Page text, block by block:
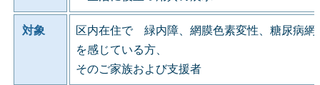
対象
区内在住で 緑内障、網膜色素変性、糖尿病
を感じている方、
そのご家族および支援者